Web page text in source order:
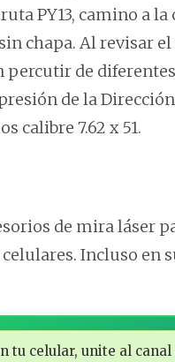
PY13, camino a
chapa. Al revisar
percutir de
de la
calibre 7.62 x 51.
de mira láser
Incluso en
tu celular, unite al canal